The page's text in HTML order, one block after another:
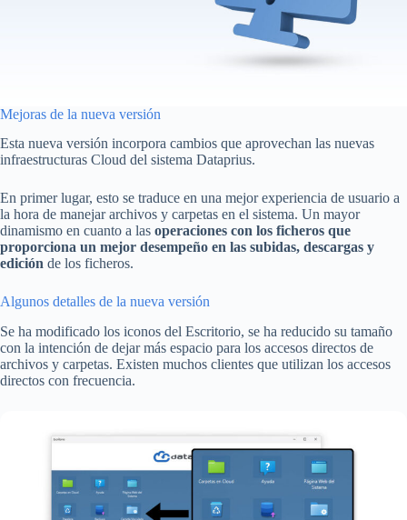
Mejoras de la nueva versión
Esta nueva versión incorpora cambios que aprovechan las nuevas
infraestructuras Cloud del sistema Dataprius.
En primer lugar, esto se traduce en una mejor experiencia de usuario a
la hora de manejar archivos y carpetas en el sistema. Un mayor
dinamismo en cuanto a las operaciones con los ficheros que
proporciona un mejor desempeño en las subidas, descargas y
edición de los ficheros.
Algunos detalles de la nueva versión
Se ha modificado los iconos del Escritorio, se ha reducido su tamaño
con la intención de dejar más espacio para los accesos directos de
archivos y carpetas. Existen muchos clientes que utilizan los accesos
directos con frecuencia.